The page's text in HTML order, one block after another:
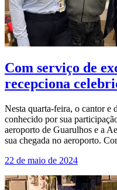
Com serviço de
recepciona
Nesta quarta-feira, o cantor e
conhecido por sua
aeroporto de Guarulhos e a
sua chegada no aeroporto.
22 de maio de 2024